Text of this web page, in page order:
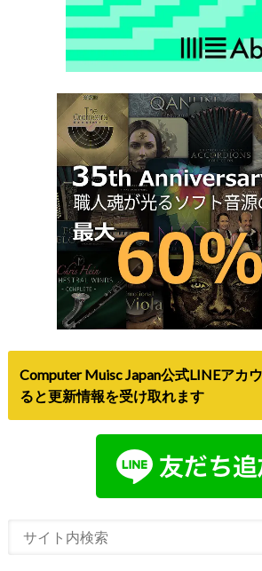
Computer Muisc Japan公式LINEアカ
ると更新情報を受け取れます